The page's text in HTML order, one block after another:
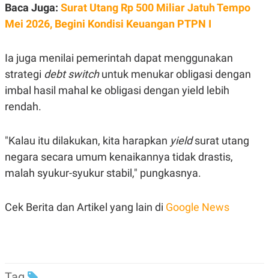
I
.
SITEMAPPROFILETERM
SIBER
PRIVACY
POLICY
Baca Juga: Surat Utang Rp 500 Miliar Jatuh Tempo
Mei 2026, Begini Kondisi Keuangan PTPN I
Ia juga menilai pemerintah dapat menggunakan
strategi debt switchuntuk menukar obligasi dengan
imbal hasil mahal ke obligasi dengan yield lebih
rendah.
"Kalau itu dilakukan, kita harapkan yieldsurat utang
negara secara umum kenaikannya tidak drastis,
malah syukur-syukur stabil," pungkasnya.
Cek Berita dan Artikel yang lain di Google News